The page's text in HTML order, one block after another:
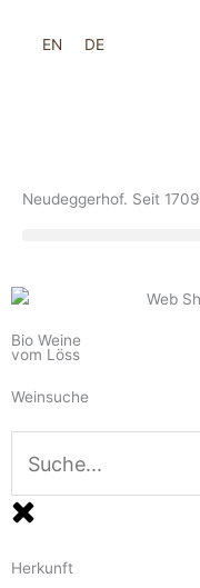
EN DE
Neudeggerhof. Seit 1709
Bio Weine
vom Löss
Weinsuche
Herkunft